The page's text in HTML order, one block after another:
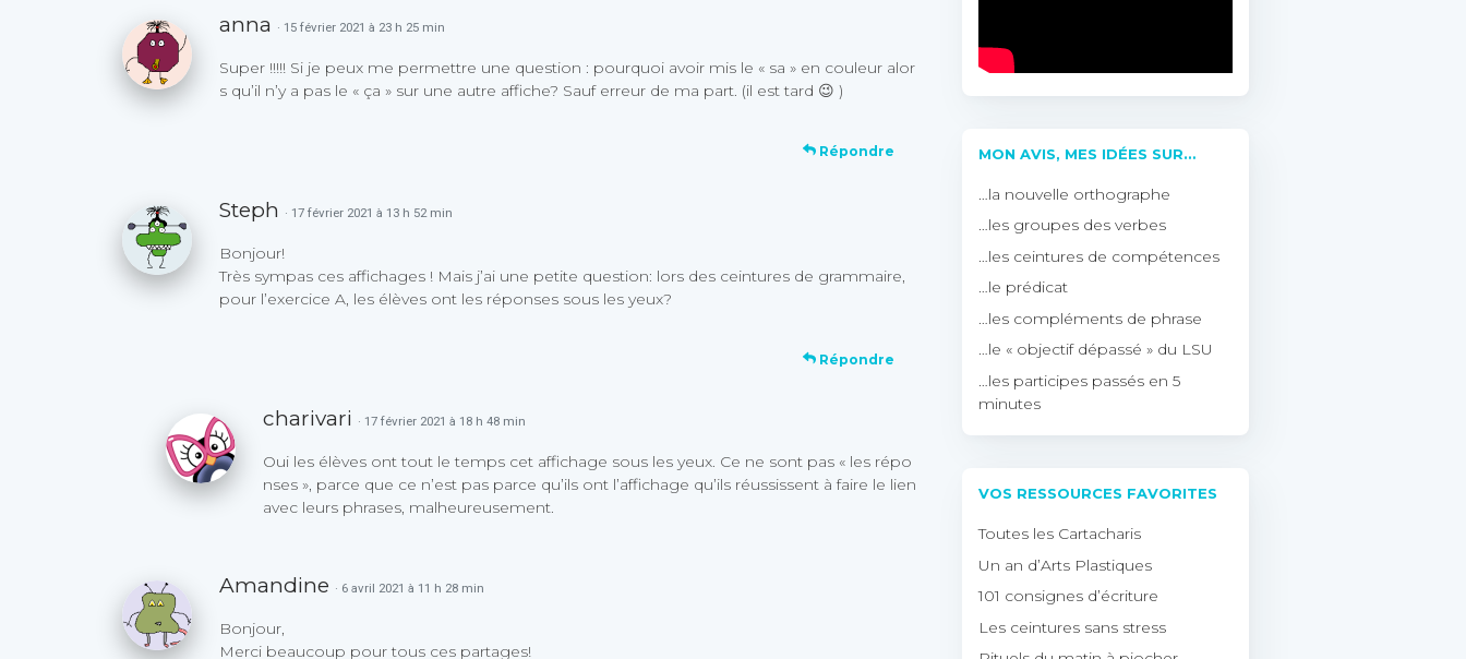
anna · 15 février 2021 à 23 h 25 min
Super !!!!! Si je peux me permettre une question : pourquoi avoir mis le « sa » en couleur alor
s qu’il n’y a pas le « ça » sur une autre affiche? Sauf erreur de ma part. (il est tard 😉 )
Répondre
Steph · 17 février 2021 à 13 h 52 min
Bonjour!
Très sympas ces affichages ! Mais j’ai une petite question: lors des ceintures de grammaire,
pour l’exercice A, les élèves ont les réponses sous les yeux?
Répondre
charivari · 17 février 2021 à 18 h 48 min
Oui les élèves ont tout le temps cet affichage sous les yeux. Ce ne sont pas « les répo
nses », parce que ce n’est pas parce qu’ils ont l’affichage qu’ils réussissent à faire le lien
avec leurs phrases, malheureusement.
Amandine · 6 avril 2021 à 11 h 28 min
Bonjour,
Merci beaucoup pour tous ces partages!
MON AVIS, MES IDÉES SUR…
…la nouvelle orthographe
…les groupes des verbes
…les ceintures de compétences
…le prédicat
…les compléments de phrase
…le « objectif dépassé » du LSU
…les participes passés en 5
minutes
VOS RESSOURCES FAVORITES
Toutes les Cartacharis
Un an d’Arts Plastiques
101 consignes d’écriture
Les ceintures sans stress